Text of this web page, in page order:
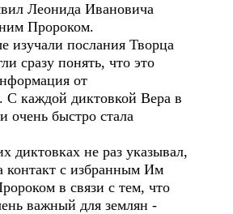
Леонида Ивановича
Пророком.
послания Творца
сразу понять, что это
от
С каждой диктовкой Вера в
очень быстро стала
диктовках не раз указывал,
с избранным Им
в связи с тем, что
важный для землян -